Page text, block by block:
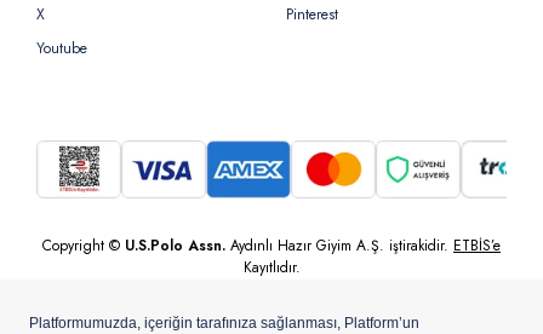
X
Pinterest
Youtube
Copyright © U.S.Polo Assn. Aydınlı Hazır Giyim A.Ş. iştirakidir. ETBİS’e
Kayıtlıdır.